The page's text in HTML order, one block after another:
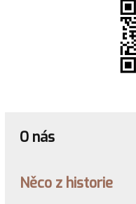
O nás
Něco z historie